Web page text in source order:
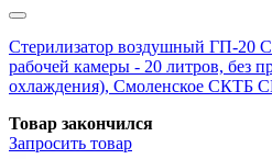
Стерилизатор воздушный ГП-
рабочей камеры - 20 литров, без
охлаждения), Смоленское
Товар закончился
Запросить товар